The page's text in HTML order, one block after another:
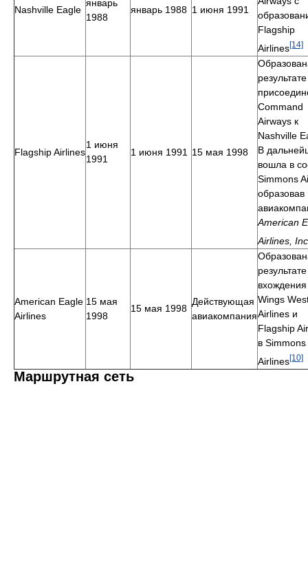
Nashville Eagle
январь
1988
январь 1988 1 июня 1991
Flagship
Airlines[14]
Flagship Airlines
1 июня
1991
1 июня 1991 15 мая 1998
результате
Command
Airways к
Nashville
В
вошла в
Simmons
образовав
American
Airlines,
American Eagle
Airlines
15 мая
1998
15 мая 1998
Действующая
авиакомпания
результате
вхождения
Wings
Airlines и
Flagship
в Simmons
Airlines[10]
Маршрутная сеть